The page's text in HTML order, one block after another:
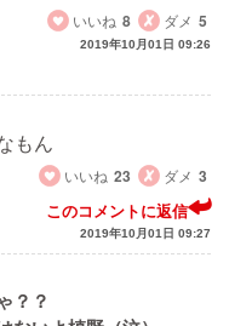
いいね 8 ダメ 5
2019年10月01日 09:26
もん
いいね 23 ダメ 3
このコメントに返信
2019年10月01日 09:27
？？